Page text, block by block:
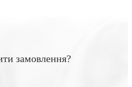
замовлення?